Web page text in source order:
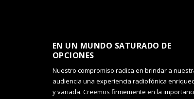
EN UN MUNDO SATURADO DE
OPCIONES​
Nuestro compromiso radica en brindar a
audiencia una experiencia radiofónica
y variada. Creemos firmemente en la